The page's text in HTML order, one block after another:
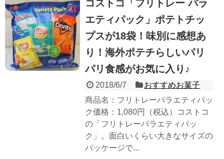
コストコ「フリトレー バラ
エティパック」ポテトチッ
プスが18袋！味別に感想あ
り！海外ポテチらしいパリ
パリ食感がお気に入り♪
2018/6/7
おすすめお菓子
商品名：フリトレーバラエティパッ
ク価格：1,080円（税込）コストコ
の「フリトレーバラエティパッ
ク」。面白いくらい大きなサイズの
パッケージで...